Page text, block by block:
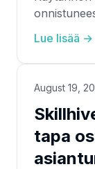
Lue lisää →
August 19,
tapa